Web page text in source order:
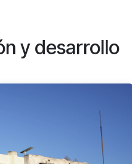
y desarrollo